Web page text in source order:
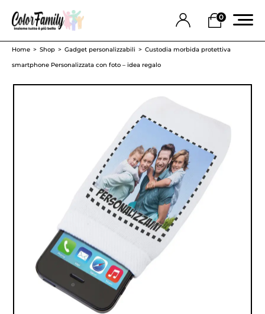
0
Home Shop Gadget personalizzabili
Custodia morbida protettiva
smartphone Personalizzata con foto – idea regalo